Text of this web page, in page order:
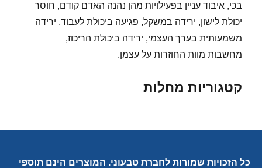
בכי, איבוד עניין בפעילויות מהן נהנה האדם קודם, חוסר
יכולת לישון, ירידה במשקל, פגיעה ביכולת לעבוד, ירידה
משמעותית בערך העצמי, ירידה ביכולת הריכוז,
מחשבות מוות החוזרות על עצמן.
קטגוריות מחלות
כל הזכויות שמורות לחברת טבעוני. המוצרים הינם תוספי